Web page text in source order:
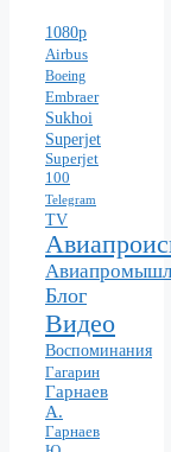
1080p
Airbus
Boeing
Embraer
Sukhoi
Superjet
Superjet
100
Telegram
TV
Блог
Видео
Воспоминания
Гагарин
Гарнаев
А.
Гарнаев